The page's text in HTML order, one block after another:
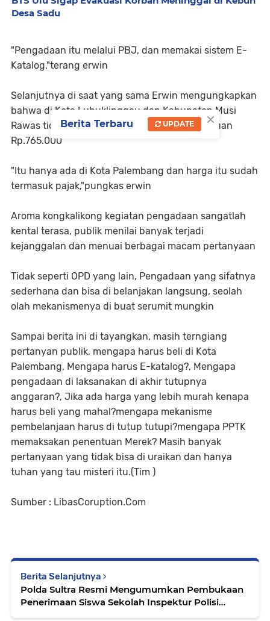
Desa Sadu
"Pengadaan itu melalui PBJ, dan memakai sistem E-
Katalog,"terang erwin
Selanjutnya di saat yang sama Erwin mengungkapkan
bahwa di Kota Lubuklinggau dan Kabupaten Musi
Rawas tidak ada E-Katalog dengan Harga satuan
Rp.765.000
"Itu hanya ada di Kota Palembang dan harga itu sudah
termasuk pajak,"pungkas erwin
Aroma kongkalikong kegiatan pengadaan sangatlah
kental terasa, publik menilai banyak terjadi
kejanggalan dan menuai berbagai macam pertanyaan
Tidak seperti OPD yang lain, Pengadaan yang sifatnya
sederhana dan bisa di belanjakan langsung, seolah
olah mekanismenya di buat serumit mungkin
Sampai berita ini di tayangkan, masih terngiang
pertanyan publik, mengapa harus beli di Kota
Palembang, Mengapa harus E-katalog?, Mengapa
pengadaan di laksanakan di akhir tutupnya
anggaran?, Jika ada harga yang lebih murah kenapa
harus beli yang mahal?mengapa mekanisme
pembelanjaan harus di tutup tutupi?mengapa PPTK
memaksakan penentuan Merek? Masih banyak
pertanyaan yang tidak bisa di uraikan dan hanya
tuhan yang tau misteri itu.(Tim )
Sumber : LibasCoruption.Com
Berita Selanjutnya
Polda Sultra Resmi Mengumumkan Pembukaan
Penerimaan Siswa Sekolah Inspektur Polisi
×
Berita Terbaru UPDATE